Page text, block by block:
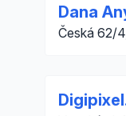
Dana
Česká 62/